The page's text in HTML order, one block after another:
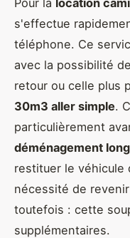
s'effectue
téléphone. Ce
avec la possibilité
retour ou celle plus
30m3 aller simple.
particulièrement
déménagement
restituer le véhicule
nécessité de
toutefois : cette
supplémentaires.